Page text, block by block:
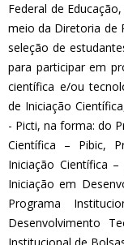
Federal de
meio da Diretoria de
seleção de
para participar em
científica e/ou
de Iniciação
- Picti, na forma: do
Científica – Pibic,
Iniciação Científica
Iniciação em
Programa
Desenvolvimento